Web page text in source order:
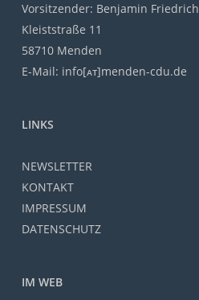
Vorsitzender: Benjamin Friedrich
Kleiststraße 11
58710 Menden
E-Mail: info[ᴀᴛ]menden-cdu.de
LINKS
NEWSLETTER
KONTAKT
IMPRESSUM
DATENSCHUTZ
IM WEB